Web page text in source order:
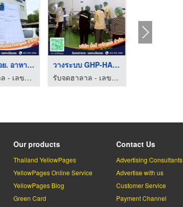
บริการจด อย. อาหารแล ...
รับจดฮาลาล - เลขทะเบียนอย. - MMC
วางระบบ GHP-HACCP โร ...
รับจดฮาลาล - เลขทะเบียนอย. - MMC
Our products
Thailand YellowPages
YellowPages Online Service
YellowPages Blog
Green Card
Contact Us
Advertising Consultants
Advertise with us
Customer Service
Payment Channel